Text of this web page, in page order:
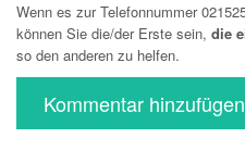
Wenn es zur Telefonnummer
können Sie die/der Erste sein, die
so den anderen zu helfen.
Kommentar hinzufügen